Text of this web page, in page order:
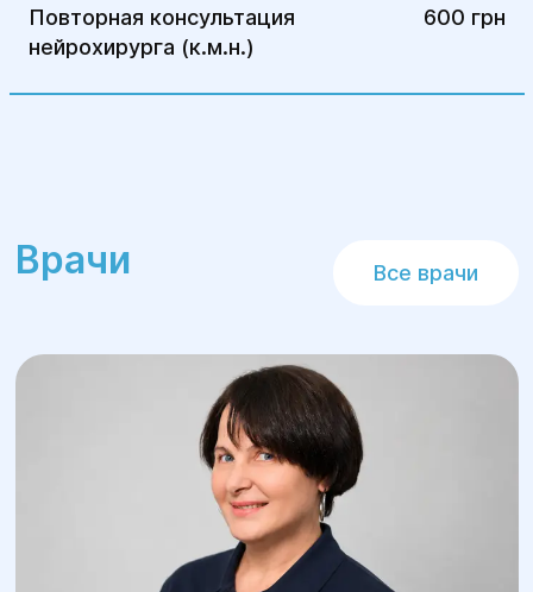
Важно следовать рекомендациям
относительно ограничения физических
Повторная консультация
нейрохирурга (к.м.н.)
600 грн
Врачи Все врачи